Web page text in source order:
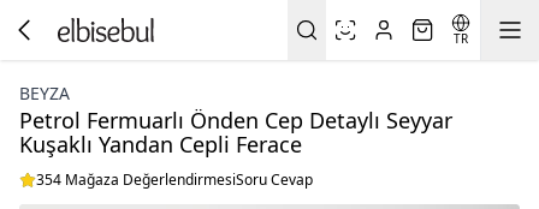
TR
BEYZA
Petrol Fermuarlı Önden Cep Detaylı Seyyar
Kuşaklı Yandan Cepli Ferace
354 Mağaza DeğerlendirmesiSoru Cevap